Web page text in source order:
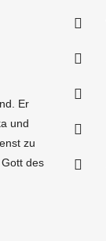
. Er
und
zu
des